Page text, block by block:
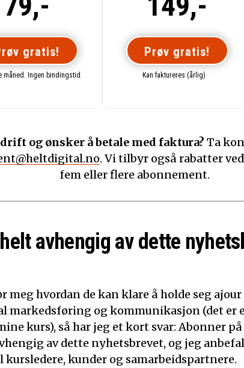
gratis!
måned. Ingen bindingstid.
Prøv gratis!
Kan faktureres (årlig)
og ønsker å betale med faktura? Ta
. Vi tilbyr også rabatter
fem eller flere abonnement.
avhengig av dette
meg hvordan de kan klare å holde seg
markedsføring og kommunikasjon (det er
kurs), så har jeg et kort svar: Abonner
av dette nyhetsbrevet, og jeg
kursledere, kunder og samarbeidspartnere.